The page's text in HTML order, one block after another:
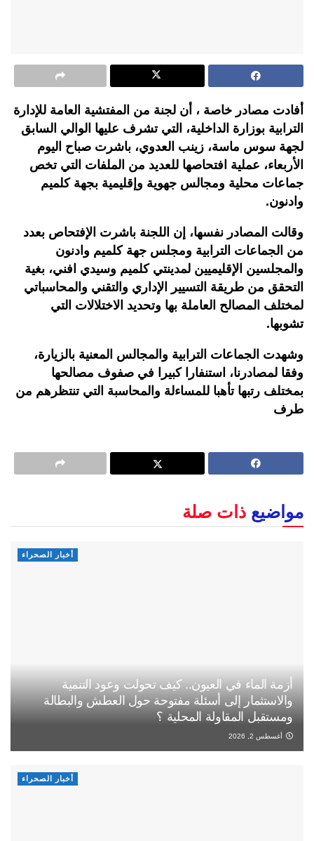
أفادت مصادر خاصة ، أن لجنة من المفتشية العامة للإدارة
الترابية بوزارة الداخلية، التي تشرف عليها الوالي السابق
لجهة سوس ماسة، زينب العدوي، باشرت صباح اليوم
الأربعاء، عملية افتحاصها للعديد من الملفات التي تخص
جماعات محلية ومجالس جهوية وإقليمية بجهة كلميم
وادنون.
وقالت المصادر نفسها، إن اللجنة باشرت الإفتحاص بعدد
من الجماعات الترابية ومجلس جهة كلميم وادنون
والمجلسين الإقليميين لمدينتي كلميم وسيدي افني، بغية
التحقق من طريقة التسيير الإداري والتقني والمحاسباتي
لمختلف المصالح العاملة بها وتحديد الاختلالات التي
تشوبها.
وشهدت الجماعات الترابية والمجالس المعنية بالزيارة،
وفقا لمصادرنا، استنفارا كبيرا في صفوف مصالحها
بمختلف رتبها تأهبا للمساءلة والمحاسبة التي تنتظرهم من
طرف
مواضيع ذات صلة
أخبار الصحراء
أزمة الماء في العيون.. كيف تحولت وعود التنمية
والاستثمار إلى أسئلة مفتوحة حول العطش والبطالة
ومستقبل المقاولة المحلية ؟
أغسطس 2, 2026
أخبار الصحراء